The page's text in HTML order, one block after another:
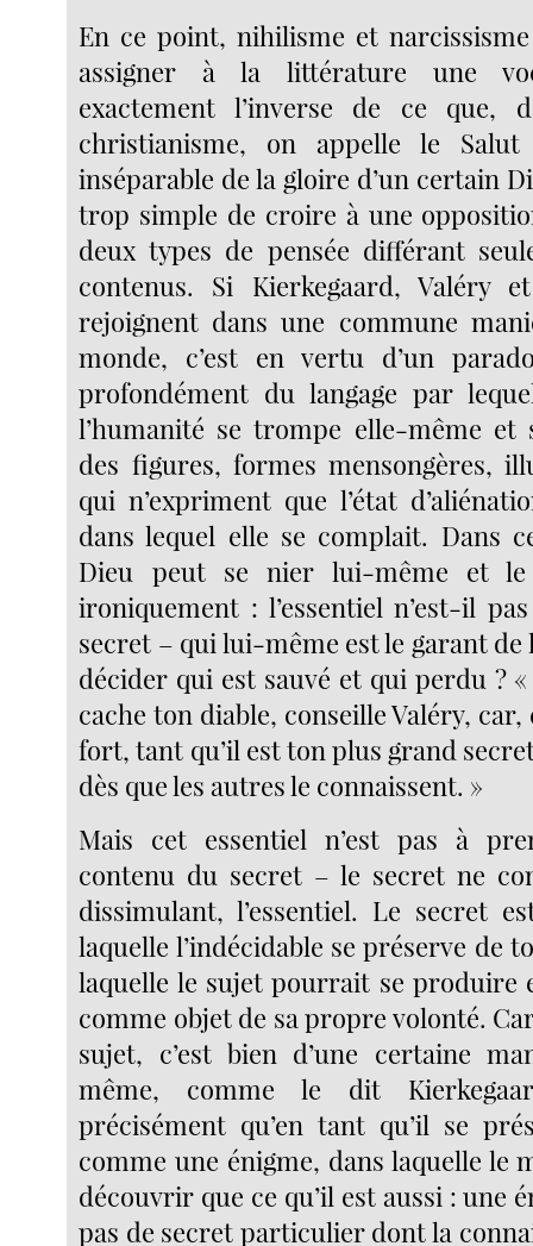
En ce point, nihilisme et
assigner à la littérature une
exactement l’inverse de ce que,
christianisme, on appelle le Salut
inséparable de la gloire d’un certain
trop simple de croire à une
deux types de pensée différant
contenus. Si Kierkegaard, Valéry
rejoignent dans une commune
monde, c’est en vertu d’un
profondément du langage par
l’humanité se trompe elle-même et
des figures, formes mensongères,
qui n’expriment que l’état
dans lequel elle se complait. Dans
Dieu peut se nier lui-même et le
ironiquement : l’essentiel n’est-il
secret – qui lui-même est le garant de
décider qui est sauvé et qui perdu ?
cache ton diable, conseille Valéry,
fort, tant qu’il est ton plus grand
dès que les autres le connaissent. »
Mais cet essentiel n’est pas à
contenu du secret – le secret ne
dissimulant, l’essentiel. Le secret
laquelle l’indécidable se préserve de
laquelle le sujet pourrait se produire
comme objet de sa propre volonté.
sujet, c’est bien d’une certaine
même, comme le dit
précisément qu’en tant qu’il se
comme une énigme, dans laquelle le
découvrir que ce qu’il est aussi : une
pas de secret particulier dont la